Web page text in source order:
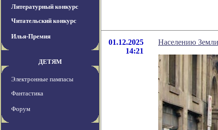
Литературный конкурс
Читательский конкурс
Илья-Премия
ДЕТЯМ
Электронные пампасы
Фантастика
Форум
01.12.2025
14:21
Населению